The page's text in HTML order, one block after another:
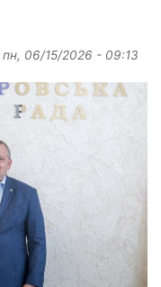
пн, 06/15/2026 - 09:13